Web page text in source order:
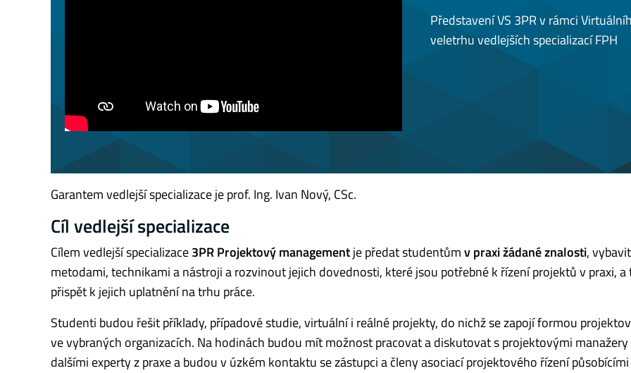
Představení VS 3PR v rámci
veletrhu vedlejších specializací FPH
Garantem vedlejší specializace je prof. Ing. Ivan Nový, CSc.
Cíl vedlejší specializace
Cílem vedlejší specializace3PR Projektový managementje předat studentůmv praxi žádané znalosti,
metodami, technikami a nástroji a rozvinout jejich dovednosti, které jsou potřebné k řízení projektů v praxi, a
přispět k jejich uplatnění na trhu práce.
Studenti budou řešit příklady, případové studie, virtuální i reálné projekty, do nichž se zapojí formou
ve vybraných organizacích. Na hodinách budou mít možnost pracovat a diskutovat s projektovými manažery
dalšími experty z praxe a budou v úzkém kontaktu se zástupci a členy asociací projektového řízení působícími